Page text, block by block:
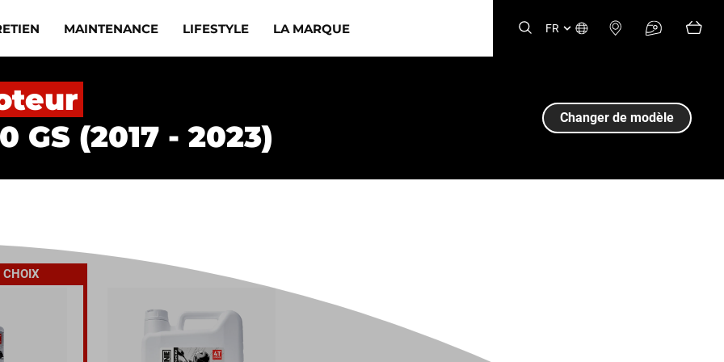
MAINTENANCE LIFESTYLE LA MARQUE FR
GS (2017 - 2023)
Changer de modèle